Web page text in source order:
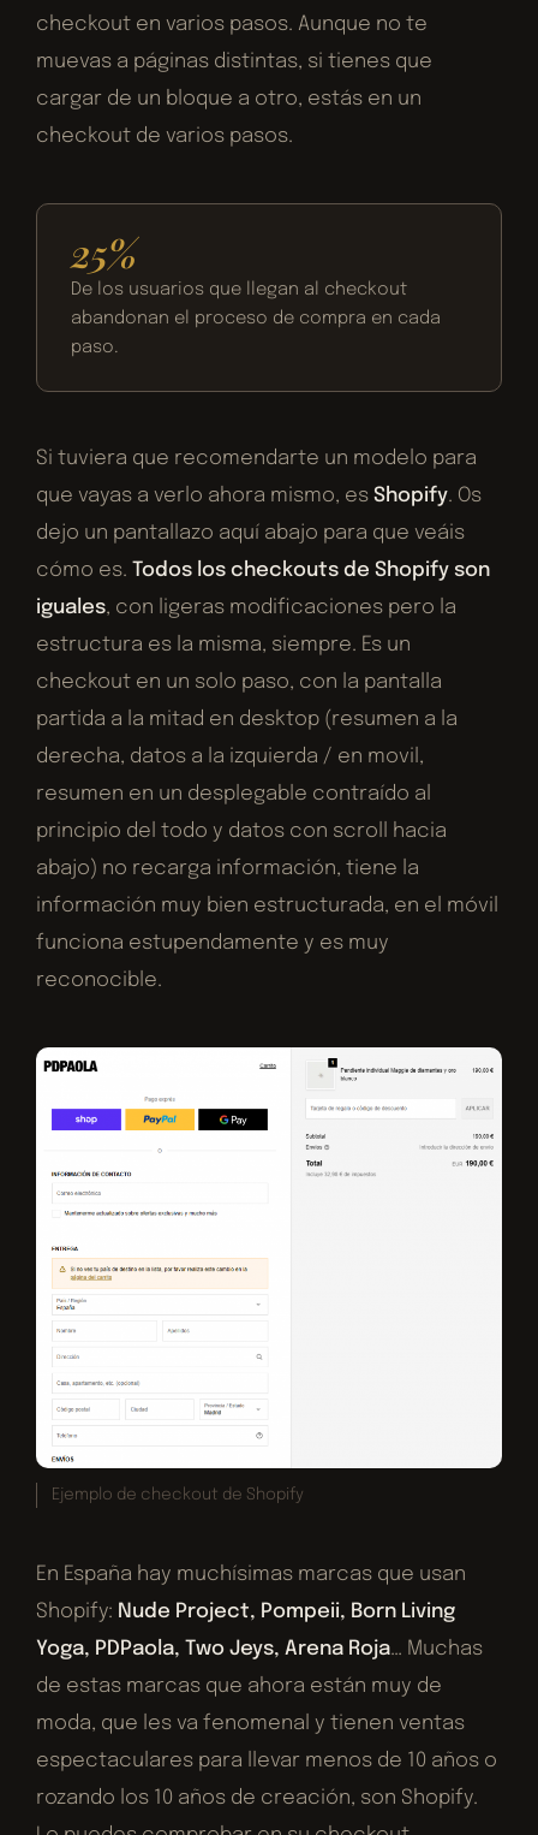
checkout en varios pasos. Aunque no te
muevas a páginas distintas, si tienes que
cargar de un bloque a otro, estás en un
checkout de varios pasos.
25%
De los usuarios que llegan al checkout
abandonan el proceso de compra en cada
paso.
Si tuviera que recomendarte un modelo para
que vayas a verlo ahora mismo, esShopify. Os
dejo un pantallazo aquí abajo para que veáis
cómo es. Todos los checkouts de Shopify son
iguales, con ligeras modificaciones pero la
estructura es la misma, siempre. Es un
checkout en un solo paso, con la pantalla
partida a la mitad en desktop (resumen a la
derecha, datos a la izquierda / en movil,
resumen en un desplegable contraído al
principio del todo y datos con scroll hacia
abajo) no recarga información, tiene la
información muy bien estructurada, en el móvil
funciona estupendamente y es muy
reconocible.
Ejemplo de checkout de Shopify
En España hay muchísimas marcas que usan
Shopify: Nude Project, Pompeii, Born Living
Yoga, PDPaola, Two Jeys, Arena Roja… Muchas
de estas marcas que ahora están muy de
moda, que les va fenomenal y tienen ventas
espectaculares para llevar menos de 10 años o
rozando los 10 años de creación, son Shopify.